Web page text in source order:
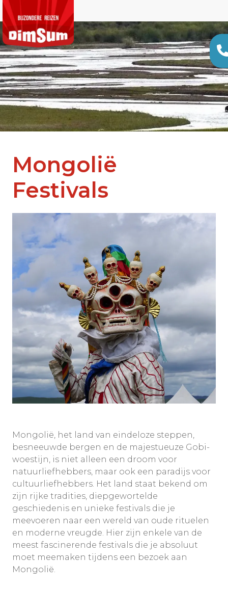
Mongolië
Festivals
Mongolië, het land van eindeloze steppen,
besneeuwde bergen en de majestueuze Gobi-
woestijn, is niet alleen een droom voor
natuurliefhebbers, maar ook een paradijs voor
cultuurliefhebbers. Het land staat bekend om
zijn rijke tradities, diepgewortelde
geschiedenis en unieke festivals die je
meevoeren naar een wereld van oude rituelen
en moderne vreugde. Hier zijn enkele van de
meest fascinerende festivals die je absoluut
moet meemaken tijdens een bezoek aan
Mongolië.